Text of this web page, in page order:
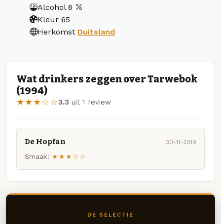
Alcohol 6
Kleur 65
Herkomst Duitsland
Wat drinkers zeggen over Tarwebok
(1994)
★★★☆☆3.3 uit 1 review
De Hopfan 30-11-2019
Smaak: ★★★☆☆
DE SELECTIE